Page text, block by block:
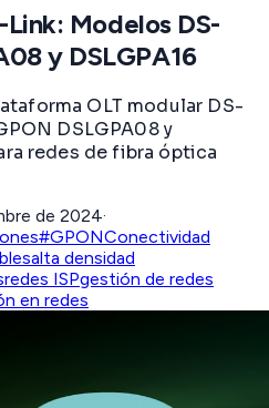
Modelos DS-
y DSLGPA16
OLT modular DS-
DSLGPA08 y
redes de fibra óptica
de 2024·
#GPONConectividad
alta densidad
redes ISPgestión de redes
en redes